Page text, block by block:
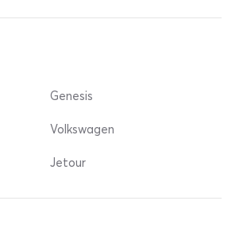
Genesis
Volkswagen
Jetour